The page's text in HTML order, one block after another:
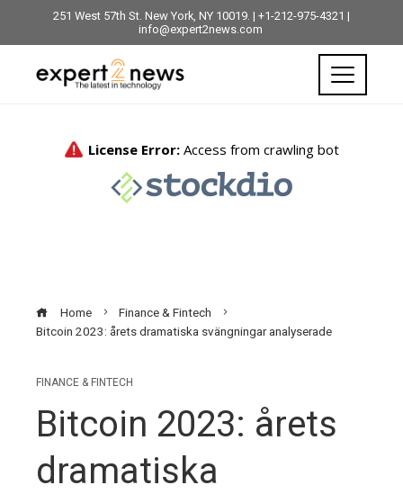
251 West 57th St. New York, NY 10019. | +1-212-975-4321 |
info@expert2news.com
Home
Finance & Fintech
Bitcoin 2023: årets dramatiska svängningar analyserade
FINANCE & FINTECH
Bitcoin 2023: årets
dramatiska